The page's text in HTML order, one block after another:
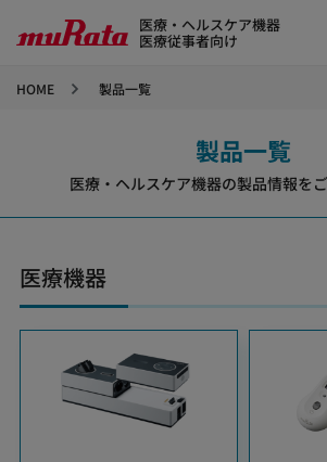
医療・ヘルスケア機器
医療従事者向け
HOME 製品一覧
製品一覧
医療・ヘルスケア機器の製品情報をご
医療機器